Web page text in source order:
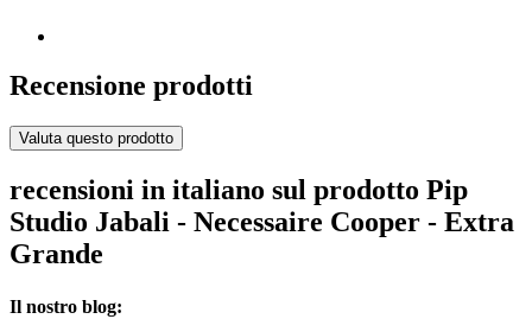
Recensione prodotti
Valuta questo prodotto
recensioni in italiano sul prodotto Pip
Studio Jabali - Necessaire Cooper - Extra
Grande
Il nostro blog: